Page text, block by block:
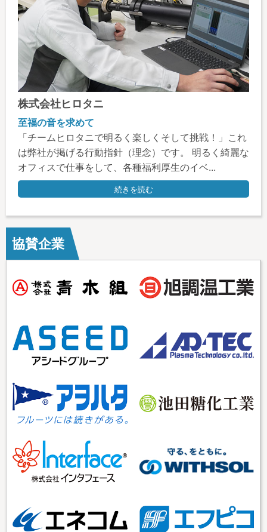
株式会社ヒロタニ
至福の音を求めて
「チームヒロタニで明るく楽しくそして挑戦！」これ
は弊社が掲げる行動指針（理念）です。 明るく綺麗な
オフィスで仕事をして、各種福利厚生のイベ...
続きを読む
協賛企業